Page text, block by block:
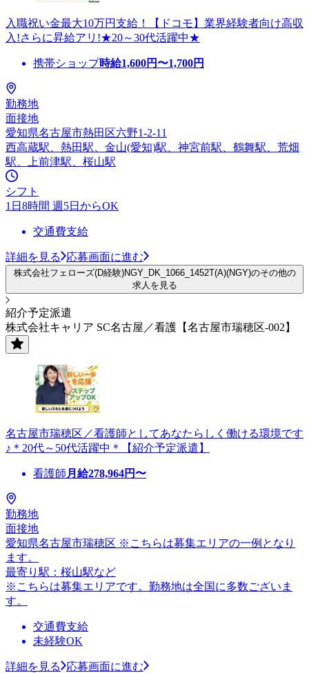
入職祝い金最大10万円支給！【ドコモ】業界経験者向け高収
入!さらに昇給アリ!★20～30代活躍中★
携帯ショップ時給1,600円〜1,700円
勤務地
面接地
愛知県名古屋市熱田区六野1-2-11
西高蔵駅、熱田駅、金山(愛知)駅、神宮前駅、鶴舞駅、荒畑
駅、上前津駅、桜山駅
シフト
1日8時間 週5日からOK
交通費支給
詳細を見る 応募画面に進む
株式会社フェローズ(D経験)NGY_DK_1066_1452T(A)(NGY)のその他の
求人を見る
紹介予定派遣
株式会社キャリア SC名古屋／看護【名古屋市瑞穂区-002】
名古屋市瑞穂区／看護師としてあなたらしく働ける環境です
♪＊20代～50代活躍中＊【紹介予定派遣】
看護師 月給278,964円〜
勤務地
面接地
愛知県名古屋市瑞穂区 ※こちらは募集エリアの一例となり
ます。
最寄り駅：桜山駅など
※こちらは募集エリアです。勤務地は全国に多数ございま
す。
交通費支給
未経験OK
詳細を見る 応募画面に進む